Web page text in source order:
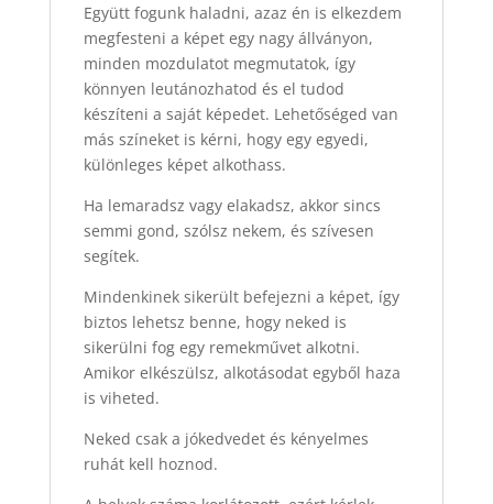
Együtt fogunk haladni, azaz én is elkezdem
megfesteni a képet egy nagy állványon,
minden mozdulatot megmutatok, így
könnyen leutánozhatod és el tudod
készíteni a saját képedet. Lehetőséged van
más színeket is kérni, hogy egy egyedi,
különleges képet alkothass.
Ha lemaradsz vagy elakadsz, akkor sincs
semmi gond, szólsz nekem, és szívesen
segítek.
Mindenkinek sikerült befejezni a képet, így
biztos lehetsz benne, hogy neked is
sikerülni fog egy remekművet alkotni.
Amikor elkészülsz, alkotásodat egyből haza
is viheted.
Neked csak a jókedvedet és kényelmes
ruhát kell hoznod.